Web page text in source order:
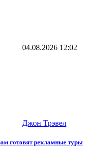
04.08.2026 12:02
Джон Трэвел
готовят рекламные туры